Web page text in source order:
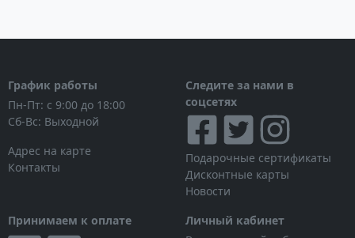
График работы
Пн-Пт: с 9:00 до 18:00
Сб-Вс: Выходной
Адрес на карте
Контакты
Следите за нами в
соцсетях
Подарочные сертификаты
Дисконтные карты
Новости
Принимаем к оплате
Личный кабинет